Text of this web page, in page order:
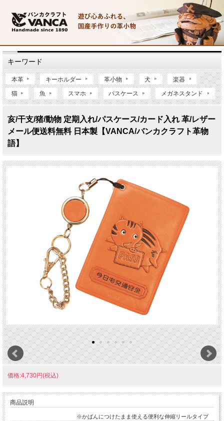
キーワード
本革 キーホルダー 革小物 犬 楽器
猫 魚 スマホ パスケース メガネスタンド
亥/干支/猪/動物 定期入れ/パスケース/カード入れ 革/レザー
メール便送料無料 日本製【VANCA/バンカクラフト革物
語】
価格:4,730円(税込)
商品説明
※かばんにつけたまま使える便利な伸縮リールタイプ